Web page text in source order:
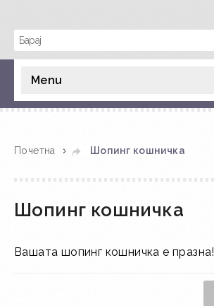
Menu
Почетна » Шопинг кошничка
Шопинг кошничка
Вашата шопинг кошничка е празна!